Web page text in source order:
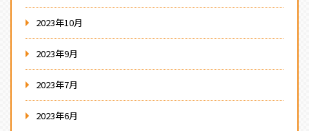
2023年10月
2023年9月
2023年7月
2023年6月